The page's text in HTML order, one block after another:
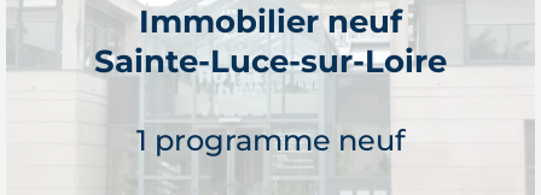
Je découvre
Immobilier neuf
Sainte-Luce-sur-Loire
1 programme neuf